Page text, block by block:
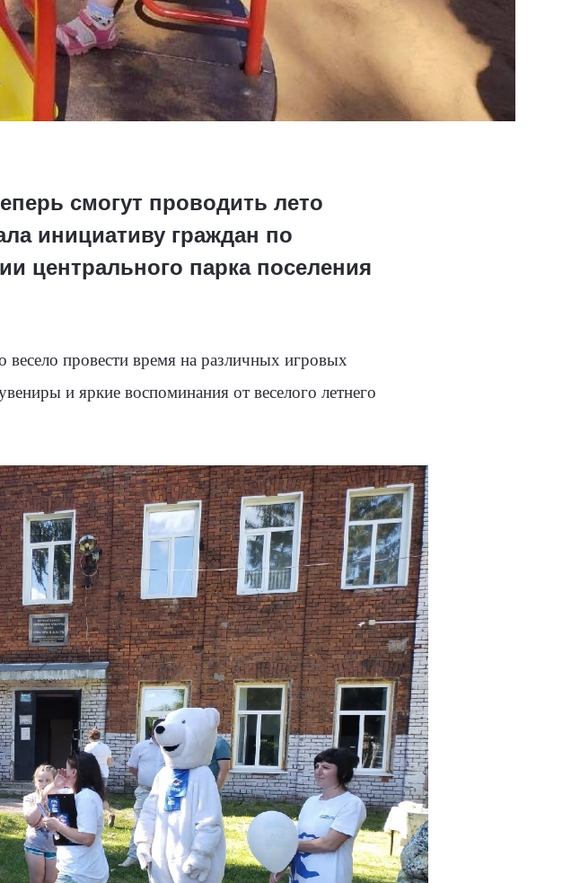
смогут проводить лето
инициативу граждан по
центрального парка поселения
весело провести время на различных игровых
и яркие воспоминания от веселого летнего